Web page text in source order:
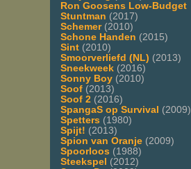
Ron Goosens Low-Budget
Stuntman (2017)
Schemer(2010)
Schone Handen (2015)
Sint (2010)
Smoorverliefd (NL) (2013)
Sneekweek (2016)
Sonny Boy (2010)
Soof (2013)
Soof 2 (2016)
SpangaS op Survival (2009)
Spetters (1980)
Spijt! (2013)
Spion van Oranje (2009)
Spoorloos (1988)
Steekspel (2012)